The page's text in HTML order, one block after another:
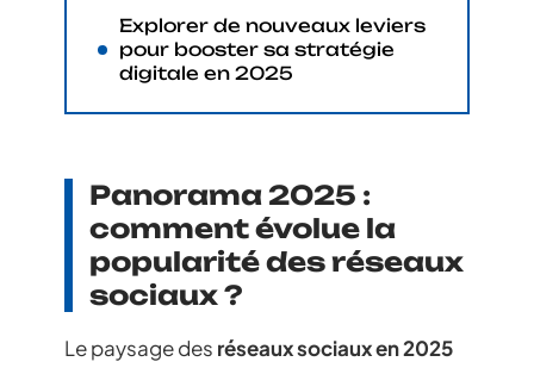
Explorer de nouveaux leviers
pour booster sa stratégie
digitale en 2025
Panorama 2025 :
comment évolue la
popularité des réseaux
sociaux ?
Le paysage des réseaux sociaux en 2025